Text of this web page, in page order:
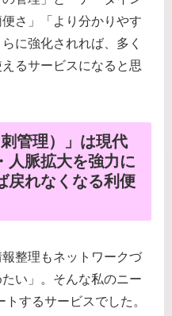
さ」「より分かりやす
に強化されれば、多く
るサービスになると思
管理）」は現代
人脈拡大を強力に
戻れなくなる利便
整理もネットワークづ
い」。そんな私のニー
するサービスでした。